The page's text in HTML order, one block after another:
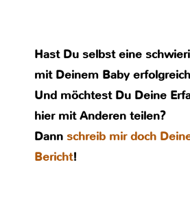
Hast Du selbst eine
mit Deinem Baby
Und möchtest Du Deine
hier mit Anderen teilen?
Dann schreib mir doch
Bericht!